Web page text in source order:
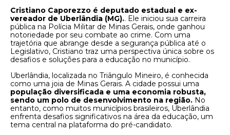
Cristiano Caporezzo é deputado estadual e ex-
vereador de Uberlândia (MG).. Ele iniciou sua carreira
pública na Polícia Militar de Minas Gerais, onde ganhou
notoriedade por seu combate ao crime. Com uma
trajetória que abrange desde a segurança pública até o
Legislativo, Cristiano traz uma perspectiva única sobre os
desafios e soluções para a educação no município.
Uberlândia, localizada no Triângulo Mineiro, é conhecida
como uma joia de Minas Gerais. A cidade possui uma
população diversificada e uma economia robusta,
sendo um polo de desenvolvimento na região. No
entanto, como muitos municípios brasileiros, Uberlândia
enfrenta desafios significativos na área da educação, um
tema central na plataforma do pré-candidato.